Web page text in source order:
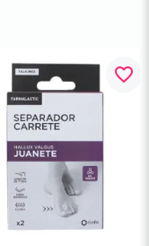
favorite_border